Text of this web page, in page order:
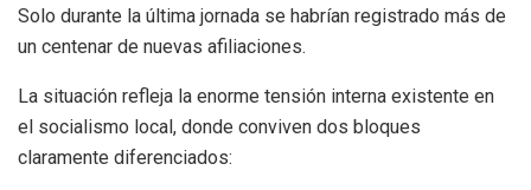
Solo durante la última jornada se habrían registrado más de
un centenar de nuevas afiliaciones.
La situación refleja la enorme tensión interna existente en
el socialismo local, donde conviven dos bloques
claramente diferenciados: